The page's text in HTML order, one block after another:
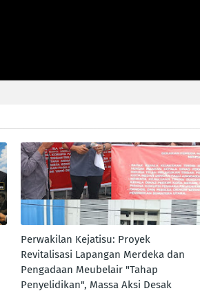
Perwakilan Kejatisu: Proyek
Revitalisasi Lapangan Merdeka dan
Pengadaan Meubelair "Tahap
Penyelidikan", Massa Aksi Desak